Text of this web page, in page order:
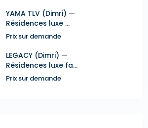
YAMA TLV (Dimri) —
Résidences luxe ...
Prix sur demande
LEGACY (Dimri) —
Résidences luxe fa...
Prix sur demande